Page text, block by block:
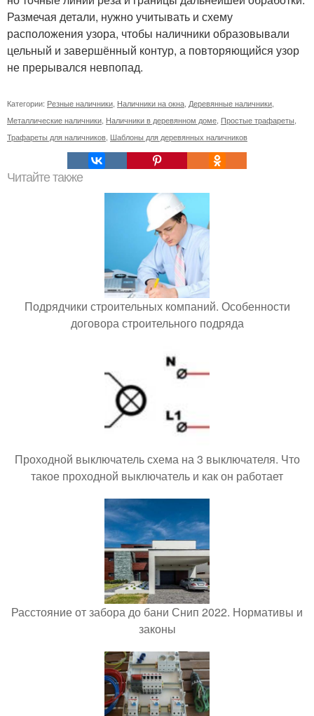
Размечая детали, нужно учитывать и схему
расположения узора, чтобы наличники образовывали
цельный и завершённый контур, а повторяющийся узор
не прерывался невпопад.
Категории: Резные наличники Наличники на окна Деревянные наличники
Металлические наличники Наличники в деревянном доме Простые трафареты
Трафареты для наличников Шаблоны для деревянных наличников
Читайте также
Подрядчики строительных компаний. Особенности
договора строительного подряда
Проходной выключатель схема на 3 выключателя. Что
такое проходной выключатель и как он работает
Расстояние от забора до бани Снип 2022. Нормативы и
законы